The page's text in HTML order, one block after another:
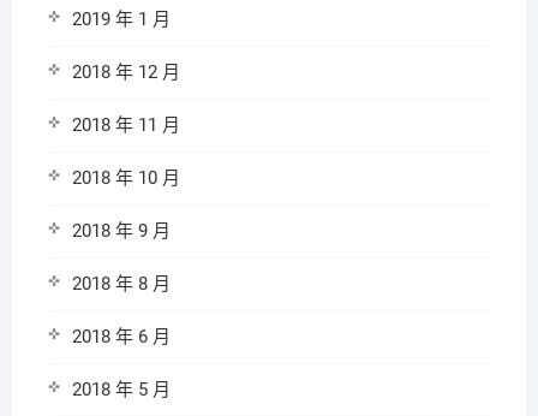
2019 年 1 月
2018 年 12 月
2018 年 11 月
2018 年 10 月
2018 年 9 月
2018 年 8 月
2018 年 6 月
2018 年 5 月